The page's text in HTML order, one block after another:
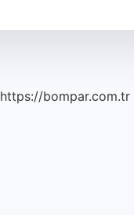
https://bompar.com.tr